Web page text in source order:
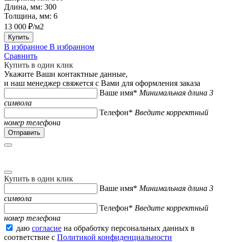
Длина, мм: 300
Толщина, мм: 6
13 000 ₽/м2
Купить
В избранное В избранном
Сравнить
Купить в один клик
Укажите Ваши контактные данные,
и наш менеджер свяжется с Вами для оформления заказа
Ваше имя* Минимальная длина 3
символа
Телефон* Введите корректный
номер телефона
Купить в один клик
Ваше имя* Минимальная длина 3
символа
Телефон* Введите корректный
номер телефона
даю согласие на обработку персональных данных в
соответствие с Политикой конфиденциальности